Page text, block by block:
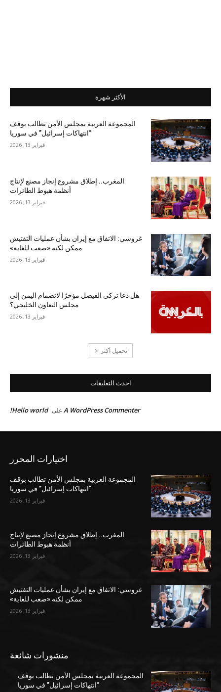
الأكثر شهرة
المجموعة العربية بمجلس الأمن تطالب بوقف
“انتهاكات إسرائيل” في سوريا
فبراير 13, 2026
المغرب.. إطلاق مشروع إنجاز مصنع لإنتاج
أنظمة هبوط الطائرات
فبراير 13, 2026
غروسي: الاتفاق مع إيران بشأن عمليات التفتيش
ممكن لكنه «صعب للغاية»
فبراير 13, 2026
هل دعا تركي الفيصل مؤخرًا لانضمام اليمن إلى
مجلس التعاون الخليجي؟
فبراير 13, 2026
تحميل أكثر
احدث التعليقات
A WordPress Commenter على Hello world!
اختيارات المحرر
المجموعة العربية بمجلس الأمن تطالب بوقف
“انتهاكات إسرائيل” في سوريا
فبراير 13, 2026
المغرب.. إطلاق مشروع إنجاز مصنع لإنتاج
أنظمة هبوط الطائرات
فبراير 13, 2026
غروسي: الاتفاق مع إيران بشأن عمليات التفتيش
ممكن لكنه «صعب للغاية»
فبراير 13, 2026
منشورات شائعة
المجموعة العربية بمجلس الأمن تطالب بوقف
“انتهاكات إسرائيل” في سوريا